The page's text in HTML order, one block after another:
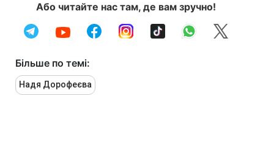
Або читайте нас там, де вам зручно!
Більше по темі:
Надя Дорофеєва